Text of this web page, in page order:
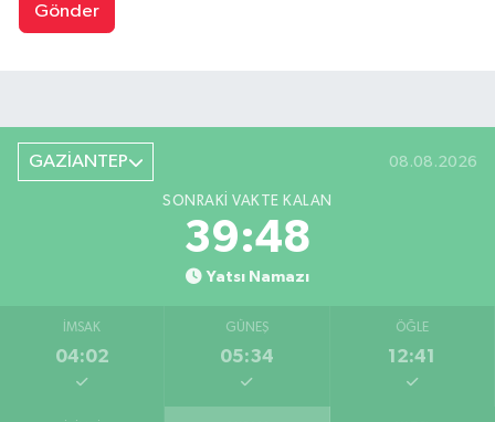
Gönder
GAZİANTEP 08.08.2026
SONRAKI VAKTE KALAN
39:47
Yatsı Namazı
İMSAK
04:02
GÜNEŞ
05:34
ÖĞLE
12:41